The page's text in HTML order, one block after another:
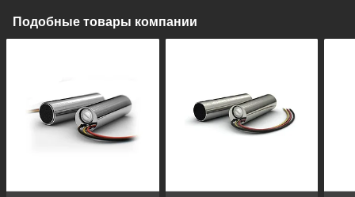
Подобные товары компании